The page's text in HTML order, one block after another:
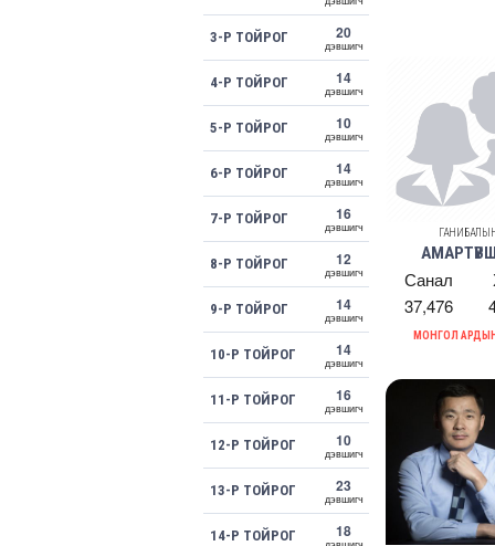
3-Р ТОЙРОГ 20
дэвшигч
4-Р ТОЙРОГ 14
дэвшигч
5-Р ТОЙРОГ 10
дэвшигч
6-Р ТОЙРОГ 14
дэвшигч
7-Р ТОЙРОГ 16
дэвшигч
8-Р ТОЙРОГ 12
дэвшигч
9-Р ТОЙРОГ 14
дэвшигч
10-Р ТОЙРОГ 14
дэвшигч
11-Р ТОЙРОГ 16
дэвшигч
12-Р ТОЙРОГ 10
дэвшигч
13-Р ТОЙРОГ 23
дэвшигч
14-Р ТОЙРОГ 18
Санал
37,476
МОНГОЛ